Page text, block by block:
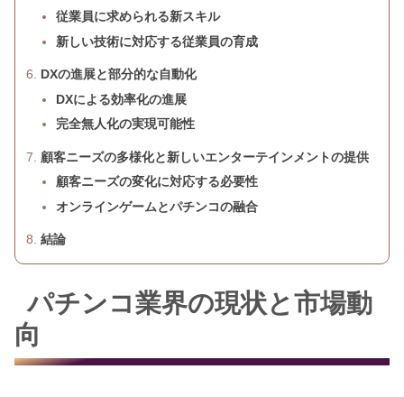
従業員に求められる新スキル
新しい技術に対応する従業員の育成
DXの進展と部分的な自動化
DXによる効率化の進展
完全無人化の実現可能性
顧客ニーズの多様化と新しいエンターテインメントの提供
顧客ニーズの変化に対応する必要性
オンラインゲームとパチンコの融合
結論
パチンコ業界の現状と市場動
向